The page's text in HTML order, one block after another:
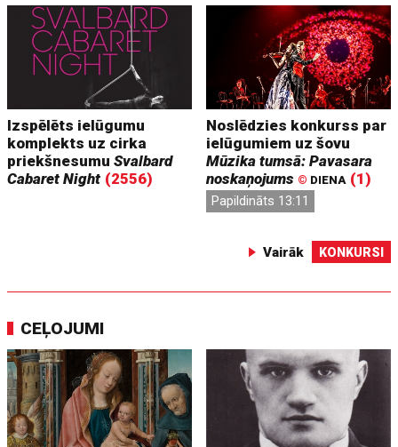
Izspēlēts ielūgumu
komplekts uz cirka
priekšnesumuSvalbard
Cabaret Night (2556)
Noslēdzies konkurss par
ielūgumiem uz šovu
Mūzika tumsā: Pavasara
noskaņojums © DIENA (1)
Papildināts 13:11
Vairāk KONKURSI
CEĻOJUMI